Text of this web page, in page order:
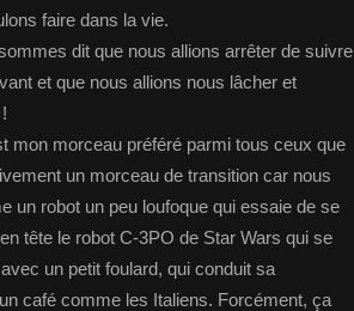
faire dans la vie.
dit que nous allions arrêter de suivre
et que nous allions nous lâcher et
mon morceau préféré parmi tous ceux que
un morceau de transition car nous
un robot un peu loufoque qui essaie de se
tête le robot C-3PO de Star Wars qui se
un petit foulard, qui conduit sa
café comme les Italiens. Forcément, ça